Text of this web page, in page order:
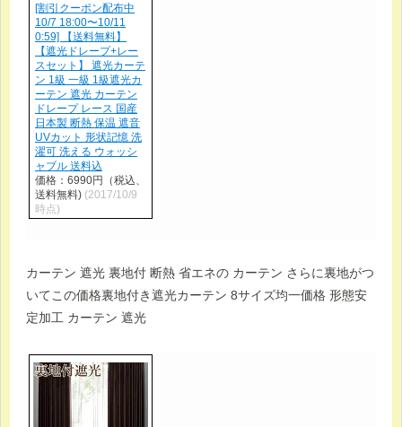
[割引クーポン配布中
10/7 18:00〜10/11
0:59] 【送料無料】
【遮光ドレープ+レー
スセット】 遮光カーテ
ン 1級 一級 1級遮光カ
ーテン 遮光 カーテン
ドレープ レース 国産
日本製 断熱 保温 遮音
UVカット 形状記憶 洗
濯可 洗える ウォッシ
ャブル 送料込
価格：6990円（税込、
送料無料) (2017/10/9
時点)
カーテン 遮光 裏地付 断熱 省エネの カーテン さらに裏地がつ
いてこの価格裏地付き遮光カーテン 8サイズ均一価格 形態安
定加工 カーテン 遮光